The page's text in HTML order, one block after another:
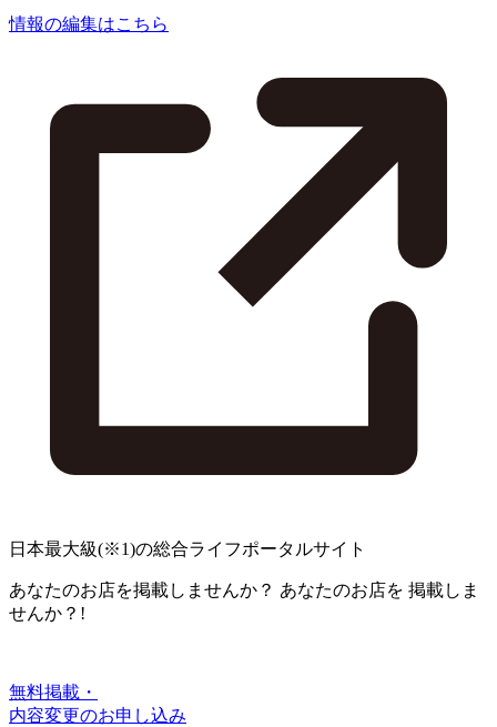
情報の編集はこちら
日本最大級(※1)の総合ライフポータルサイト
あなたのお店を掲載しませんか？ あなたのお店を 掲載しま
せんか？!
無料掲載・
内容変更のお申し込み